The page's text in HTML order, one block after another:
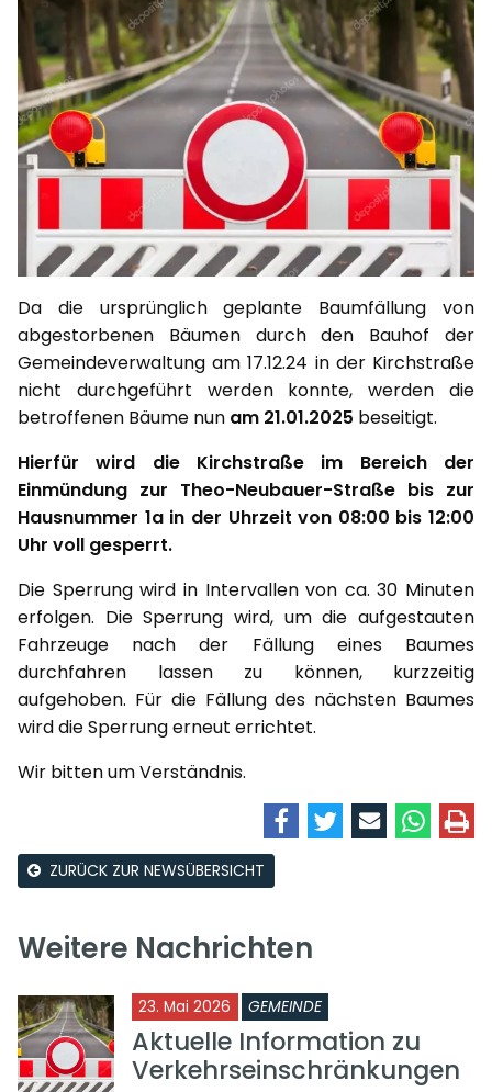
Da die ursprünglich geplante Baumfällung von
abgestorbenen Bäumen durch den Bauhof der
Gemeindeverwaltung am 17.12.24 in der Kirchstraße
nicht durchgeführt werden konnte, werden die
betroffenen Bäume nun am 21.01.2025 beseitigt.
Hierfür wird die Kirchstraße im Bereich der
Einmündung zur Theo-Neubauer-Straße bis zur
Hausnummer 1a in der Uhrzeit von 08:00 bis 12:00
Uhr voll gesperrt.
Die Sperrung wird in Intervallen von ca. 30 Minuten
erfolgen. Die Sperrung wird, um die aufgestauten
Fahrzeuge nach der Fällung eines Baumes
durchfahren lassen zu können, kurzzeitig
aufgehoben. Für die Fällung des nächsten Baumes
wird die Sperrung erneut errichtet.
Wir bitten um Verständnis.
ZURÜCK ZUR NEWSÜBERSICHT
Weitere Nachrichten
23. Mai 2026 GEMEINDE
Aktuelle Information zu
Verkehrseinschränkungen